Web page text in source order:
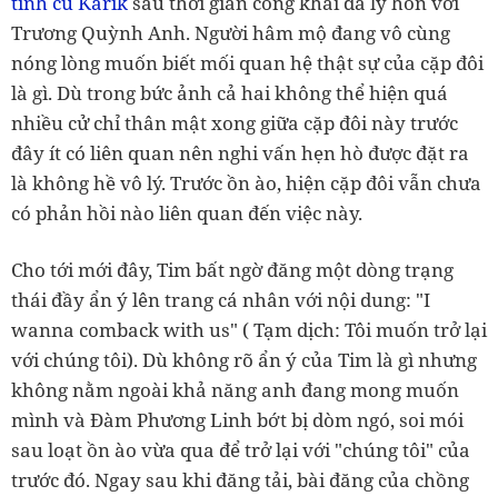
Trương Quỳnh Anh. Người hâm mộ đang vô cùng
nóng lòng muốn biết mối quan hệ thật sự của cặp đôi
là gì. Dù trong bức ảnh cả hai không thể hiện quá
nhiều cử chỉ thân mật xong giữa cặp đôi này trước
đây ít có liên quan nên nghi vấn hẹn hò được đặt ra
là không hề vô lý. Trước ồn ào, hiện cặp đôi vẫn chưa
có phản hồi nào liên quan đến việc này.
Cho tới mới đây, Tim bất ngờ đăng một dòng trạng
thái đầy ẩn ý lên trang cá nhân với nội dung: "I
wanna comback with us" ( Tạm dịch: Tôi muốn trở lại
với chúng tôi). Dù không rõ ẩn ý của Tim là gì nhưng
không nằm ngoài khả năng anh đang mong muốn
mình và Đàm Phương Linh bớt bị dòm ngó, soi mói
sau loạt ồn ào vừa qua để trở lại với "chúng tôi" của
trước đó. Ngay sau khi đăng tải, bài đăng của chồng